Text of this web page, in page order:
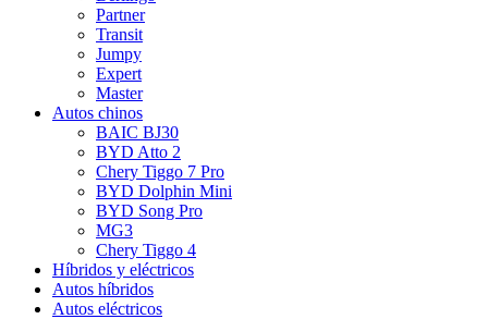
Partner
Transit
Jumpy
Expert
Master
Autos chinos
BAIC BJ30
BYD Atto 2
Chery Tiggo 7 Pro
BYD Dolphin Mini
BYD Song Pro
MG3
Chery Tiggo 4
Híbridos y eléctricos
Autos híbridos
Autos eléctricos